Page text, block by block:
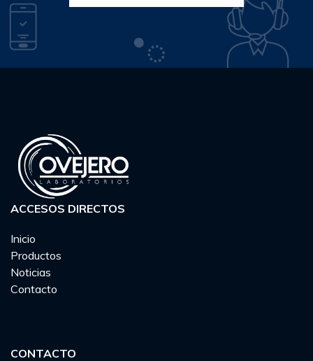
ACCESOS DIRECTOS
Inicio
Productos
Noticias
Contacto
CONTACTO